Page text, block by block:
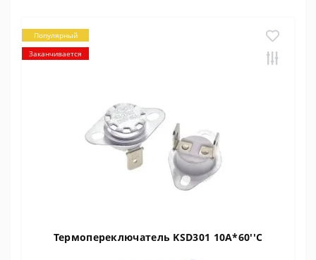
Популярный
Заканчивается
Термопереключатель KSD301 10A*60''C